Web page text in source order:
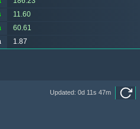
11.60
60.61
1.87
Updated: 0d 11s 47m
360